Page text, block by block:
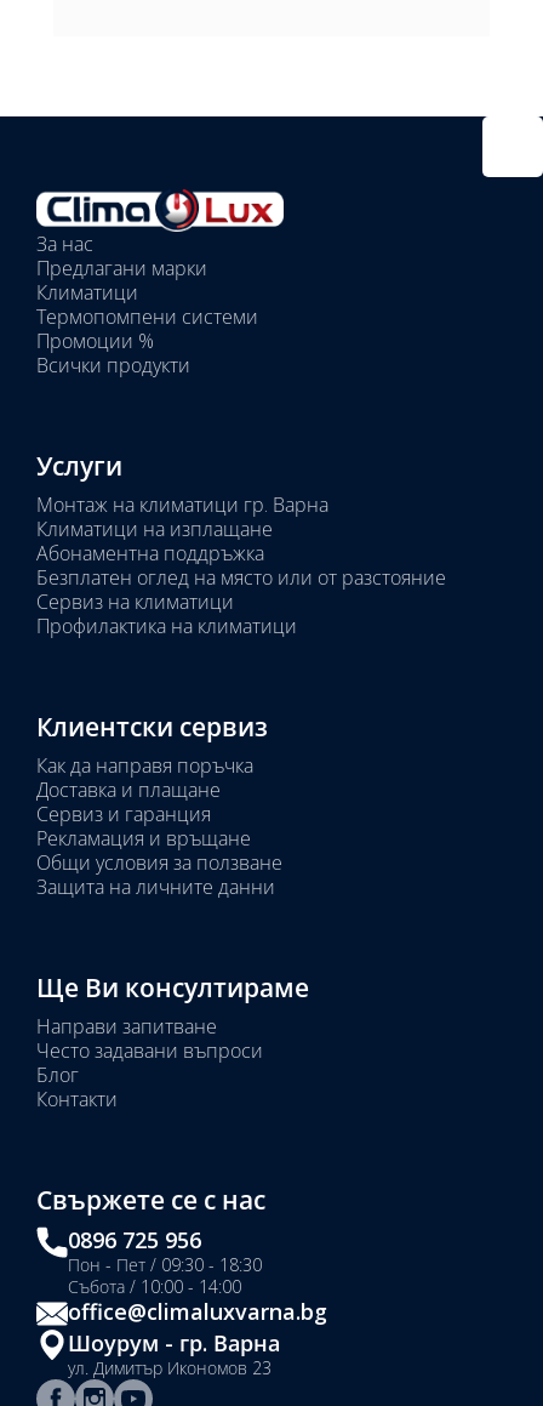
Избрани
вътрешни
тела:
Избрано
тяло:
За нас
Предлагани марки
Климатици
Термопомпени системи
Промоции %
Всички продукти
Услуги
Монтаж на климатици гр. Варна
Климатици на изплащане
Абонаментна поддръжка
Безплатен оглед на място или от разстояние
Сервиз на климатици
Профилактика на климатици
Клиентски сервиз
Как да направя поръчка
Доставка и плащане
Сервиз и гаранция
Рекламация и връщане
Общи условия за ползване
Защита на личните данни
Ще Ви консултираме
Направи запитване
Често задавани въпроси
Блог
Контакти
Свържете се с нас
0896 725 956
Пон - Пет / 09:30 - 18:30
Събота / 10:00 - 14:00
office@climaluxvarna.bg
Шоурум - гр. Варна
ул. Димитър Икономов 23